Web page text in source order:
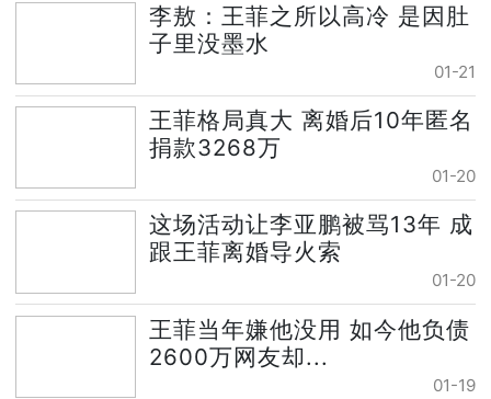
李敖：王菲之所以高冷 是因肚
子里没墨水
01-21
王菲格局真大 离婚后10年匿名
捐款3268万
01-20
这场活动让李亚鹏被骂13年 成
跟王菲离婚导火索
01-20
王菲当年嫌他没用 如今他负债
2600万网友却...
01-19